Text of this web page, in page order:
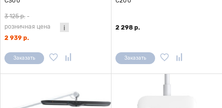
3 125 р. -
розничная цена
2 939 р.
Заказать
2 298 р.
Заказать